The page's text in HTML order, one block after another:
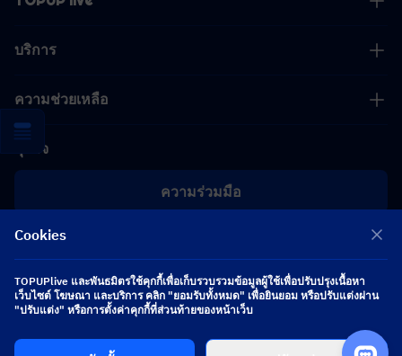
บริการ
ความช่วยเหลือ
ธุรกิจ
ความร่วมมือ
[email protected]
[email protected]
ติดตามเรา
Cookies
TOPUPlive และพันธมิตรใช้คุกกี้เพื่อเก็บรวบรวมข้อมูลผู้ใช้เพื่อปรับปรุงเนื้อหา
เว็บไซต์ โฆษณา และบริการ คลิก "ยอมรับทั้งหมด" เพื่อยินยอม หรือปรับแต่งผ่าน
"ปรับแต่ง" หรือการตั้งค่าคุกกี้ที่ส่วนท้ายของหน้าเว็บ